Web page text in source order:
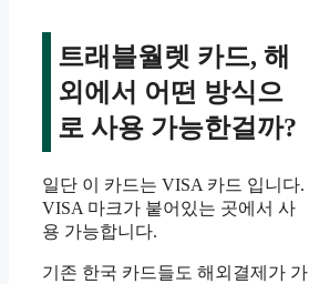
트래블월렛 카드, 해
외에서 어떤 방식으
로 사용 가능한걸까?
일단 이 카드는 VISA 카드 입니다.
VISA 마크가 붙어있는 곳에서 사
용 가능합니다.
기존 한국 카드들도 해외결제가 가